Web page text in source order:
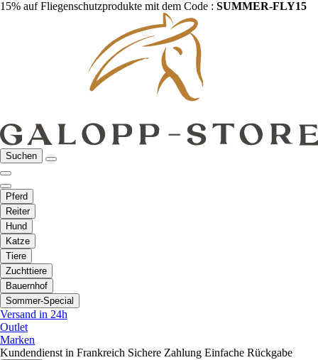
15% auf Fliegenschutzprodukte mit dem Code : SUMMER-FLY15
Suchen
Pferd
Reiter
Hund
Katze
Tiere
Zuchttiere
Bauernhof
Sommer-Special
Versand in 24h
Outlet
Marken
Kundendienst in Frankreich Sichere Zahlung Einfache Rückgabe